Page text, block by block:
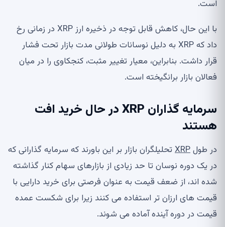
است.
با این حال، کاهش قابل توجه در ذخیره ارز XRP در زمانی رخ
داد که XRP به دلیل نوسانات طولانی مدت بازار تحت فشار
قرار داشت. بنابراین، معیار تغییر مثبت، کنجکاوی را در میان
فعالان بازار برانگیخته است.
سرمایه گذاران XRP در حال خرید افت
هستند
در طولXRPتحلیلگران بازار بر این باورند که سرمایه گذارانی که
در یک دوره نوسان تا حد زیادی از بازارهای سهام کنار گذاشته
شده اند، از ضعف قیمت به عنوان فرصتی برای خرید دارایی با
قیمت های ارزان تر استفاده می کنند زیرا برای شکست عمده
قیمت در دوره آینده آماده می شوند.